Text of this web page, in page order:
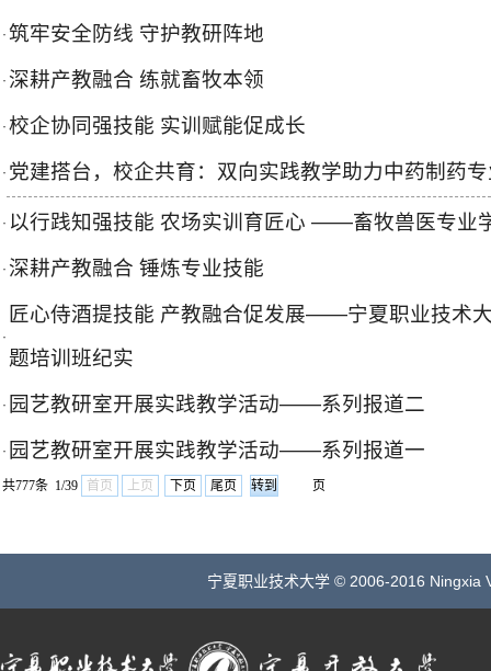
· 筑牢安全防线 守护教研阵地
· 深耕产教融合 练就畜牧本领
· 校企协同强技能 实训赋能促成长
· 党建搭台，校企共育：双向实践教学助力中药制药
· 以行践知强技能 农场实训育匠心 ——畜牧兽医专业
· 深耕产教融合 锤炼专业技能
·
匠心侍酒提技能 产教融合促发展——宁夏职业技术
题培训班纪实
· 园艺教研室开展实践教学活动——系列报道二
· 园艺教研室开展实践教学活动——系列报道一
共777条 1/39 首页 上页 下页 尾页 页
宁夏职业技术大学 © 2006-2016 Ningxia